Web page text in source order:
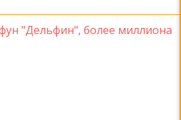
"Дельфин", более миллиона